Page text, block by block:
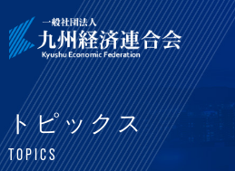
トピックス
TOPICS